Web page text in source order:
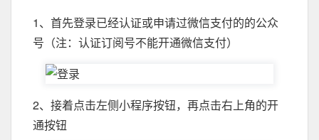
1、首先登录已经认证或申请过微信支付的的公众
号（注：认证订阅号不能开通微信支付）
2、接着点击左侧小程序按钮，再点击右上角的开
通按钮